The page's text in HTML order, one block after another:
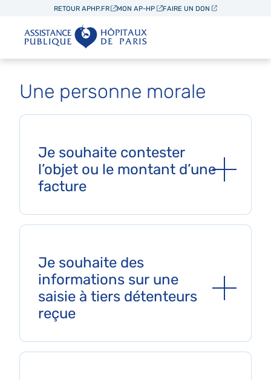
Aller au contenu principal
RETOUR APHP.FR MON AP-HP FAIRE UN DON
Une personne morale
Je souhaite contester
l’objet ou le montant d’une
facture
Je souhaite des
informations sur une
saisie à tiers détenteurs
reçue